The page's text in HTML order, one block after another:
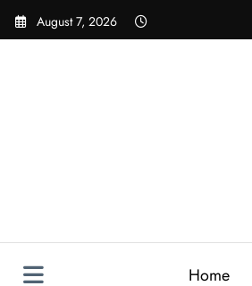
Skip
August 7, 2026
Home